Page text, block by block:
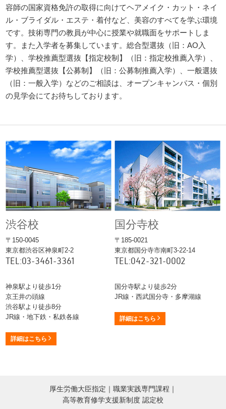
容師の国家資格免許の取得に向けてヘアメイク・カット・ネイ
ル・ブライダル・エステ・着付など、美容のすべてを学ぶ環境
です。技術専門の教員が中心に授業や就職面をサポートしま
す。また入学者を募集しています。総合型選抜（旧：AO入
学）、学校推薦型選抜【指定校制】（旧：指定校推薦入学）、
学校推薦型選抜【公募制】（旧：公募制推薦入学）、一般選抜
（旧：一般入学）などのご相談は、オープンキャンパス・個別
の見学会にてお待ちしております。
渋谷校
〒150-0045
東京都渋谷区神泉町2-2
TEL:03-3461-3361
神泉駅より徒歩1分
京王井の頭線
渋谷駅より徒歩8分
JR線・地下鉄・私鉄各線
詳細はこちら
国分寺校
〒185-0021
東京都国分寺市南町3-22-14
TEL:042-321-0002
国分寺駅より徒歩2分
JR線・西武国分寺・多摩湖線
詳細はこちら
厚生労働大臣指定｜職業実践専門課程｜
高等教育修学支援新制度 認定校